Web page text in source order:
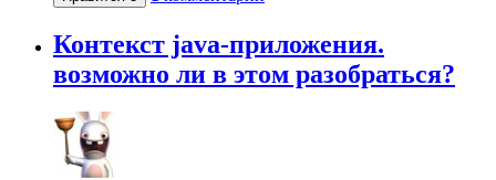
Контекст java-приложения.
возможно ли в этом разобраться?